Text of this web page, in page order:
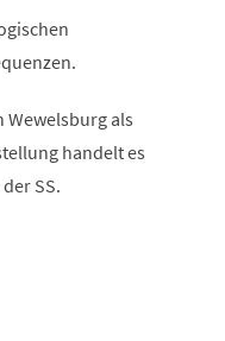
als
handelt es
SS.